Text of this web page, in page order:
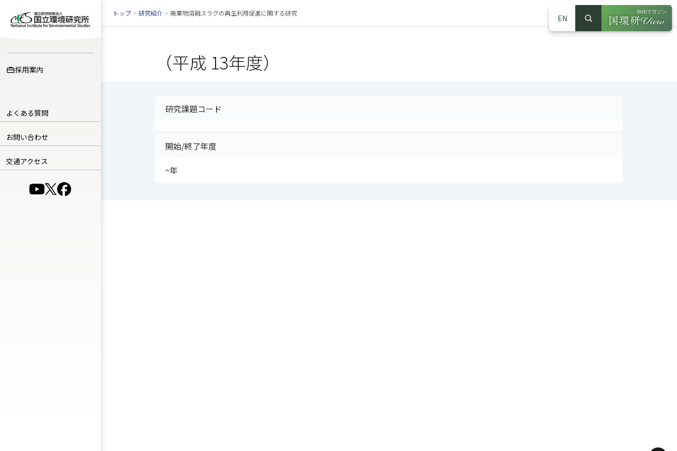
採用案内
よくある質問
お問い合わせ
交通アクセス
（別ウインドウで開きます）
（別ウインドウで開きます）
（別ウインドウで開きます）
EN
サイト内検索
検索
Webマガジン
（別ウインドウ
トップ > 研究紹介 > 廃棄物溶融スラグの再生利用促進に関する研究
（平成 13年度）
研究課題コード
開始/終了年度
~年